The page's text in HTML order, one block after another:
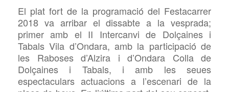
El plat fort de la programació del Festacarrer
2018 va arribar el dissabte a la vesprada;
primer amb el II Intercanvi de Dolçaines i
Tabals Vila d’Ondara, amb la participació de
les Raboses d’Alzira i d’Ondara Colla de
Dolçaines i Tabals, i amb les seues
espectaculars actuacions a l’escenari de la